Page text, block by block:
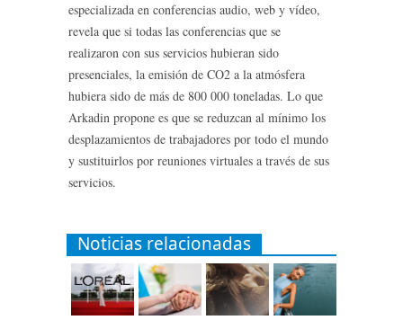
especializada en conferencias audio, web y vídeo,
revela que si todas las conferencias que se
realizaron con sus servicios hubieran sido
presenciales, la emisión de CO2 a la atmósfera
hubiera sido de más de 800 000 toneladas. Lo que
Arkadin propone es que se reduzcan al mínimo los
desplazamientos de trabajadores por todo el mundo
y sustituirlos por reuniones virtuales a través de sus
servicios.
Noticias relacionadas